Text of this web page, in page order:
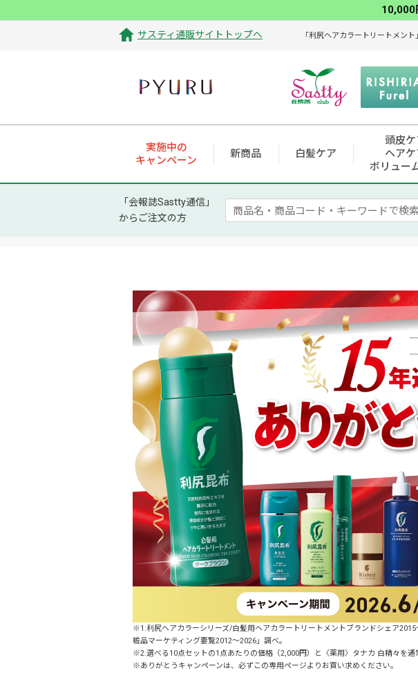
10,000
サスティ通販サイトトップへ 「利尻ヘアカラートリートメン
実施中の
キャンペーン
新商品 白髪ケア
頭皮ケ
ヘアケ
ボリュー
「会報誌Sastty通信」
からご注文の方
※1:利尻ヘアカラーシリーズ/白髪用ヘアカラートリートメントブランドシェア
粧品マーケティング要覧2012～2026」調べ。
※2:選べる10点セットの1点あたりの価格（2,000円）と〈薬用〉タナカ 白精々を通
※ありがとうキャンペーンは、必ずこの専用ページよりお買い求めください。